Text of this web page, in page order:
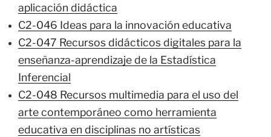
aplicación didáctica
C2-046 Ideas para la innovación educativa
C2-047 Recursos didácticos digitales para la
enseñanza-aprendizaje de la Estadística
Inferencial
C2-048 Recursos multimedia para el uso del
arte contemporáneo como herramienta
educativa en disciplinas no artísticas